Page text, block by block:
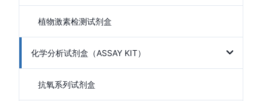
植物激素检测试剂盒
化学分析试剂盒（ASSAY KIT）
抗氧系列试剂盒